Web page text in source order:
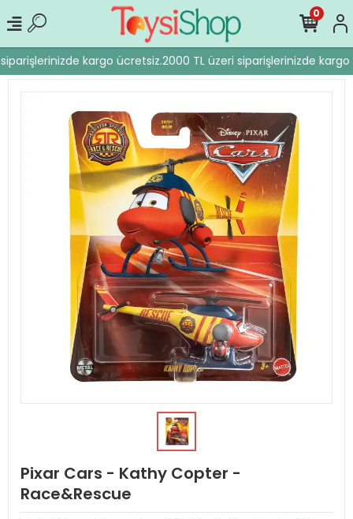
kargo ücretsiz.2000 TL üzeri siparişlerinizde kargo
0
Pixar Cars - Kathy Copter -
Race&Rescue